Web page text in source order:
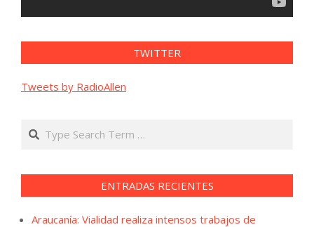
TWITTER
Tweets by RadioAllen
Search
ENTRADAS RECIENTES
Araucanía: Vialidad realiza intensos trabajos de